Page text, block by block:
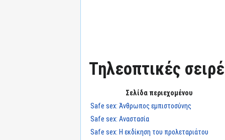
Τηλεοπτικές
Σελίδα περιεχομένου
Safe sex: Άνθρωπος εμπιστοσύνης
Safe sex: Αναστασία
Safe sex: Η εκδίκηση του προλεταριάτου